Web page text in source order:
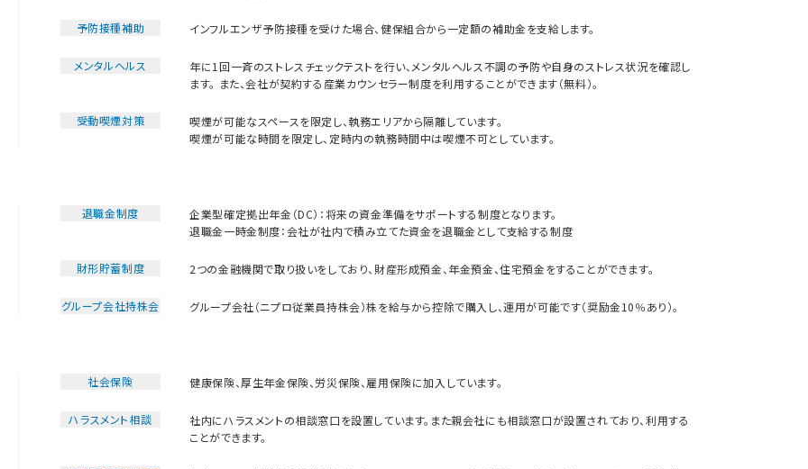
予防接種補助 インフルエンザ予防接種を受けた場合、健保組合から一定額の補助金を支給します。
メンタルヘルス
年に1回一斉のストレスチェックテストを行い、メンタルヘルス不調の予防や自身のストレス状況を確認し
ます。 また、会社が契約する産業カウンセラー制度を利用することができます（無料）。
受動喫煙対策
喫煙が可能なスペースを限定し、執務エリアから隔離しています。
喫煙が可能な時間を限定し、定時内の執務時間中は喫煙不可としています。
退職金制度
企業型確定拠出年金（DC）：将来の資金準備をサポートする制度となります。
退職金一時金制度：会社が社内で積み立てた資金を退職金として支給する制度
財形貯蓄制度 2つの金融機関で取り扱いをしており、財産形成預金、年金預金、住宅預金をすることができます。
グループ会社持株会 グループ会社（ニプロ従業員持株会）株を給与から控除で購入し、運用が可能です（奨励金10％あり）。
社会保険 健康保険、厚生年金保険、労災保険、雇用保険に加入しています。
ハラスメント相談
社内にハラスメントの相談窓口を設置しています。また親会社にも相談窓口が設置されており、利用する
ことができます。